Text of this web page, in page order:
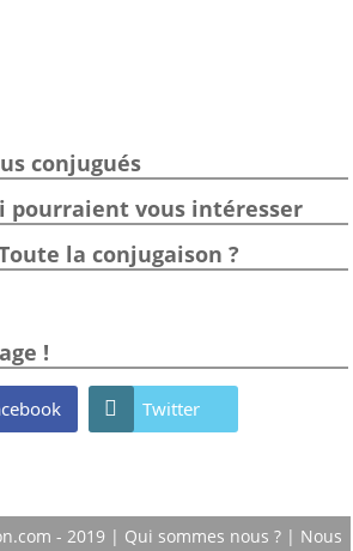
conjugués
pourraient vous intéresser
la conjugaison ?
!
 Twitter
- 2019 | Qui sommes nous ? | Nous